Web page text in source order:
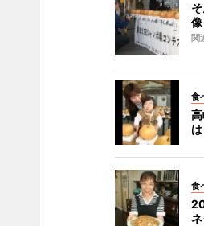
像
関
食
食